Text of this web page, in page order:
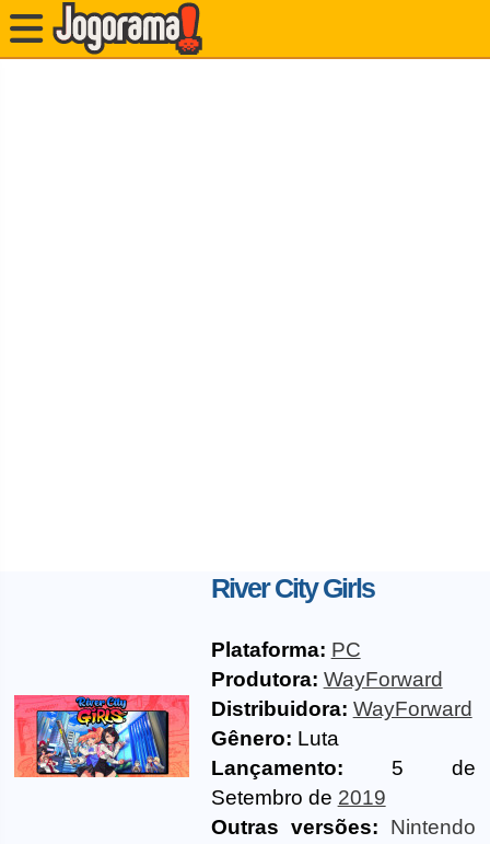
River City Girls
Plataforma: PC
Produtora: WayForward
Distribuidora: WayForward
Gênero: Luta
Lançamento: 5 de
Setembro de 2019
Outras versões:
Nintendo